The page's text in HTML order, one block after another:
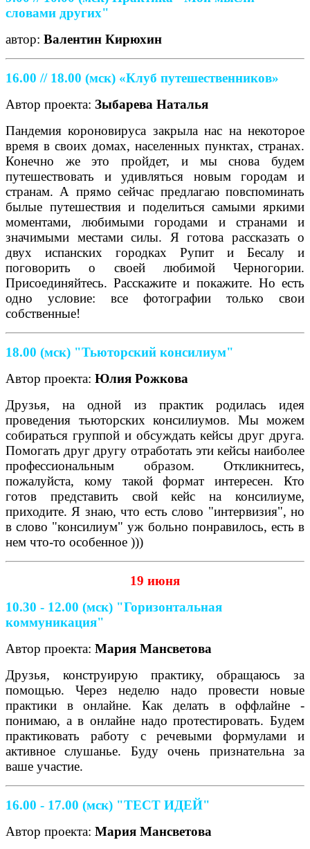
словами других"
автор: Валентин Кирюхин
16.00 // 18.00 (мск) «Клуб путешественников»
Автор проекта: Зыбарева Наталья
Пандемия короновируса закрыла нас на некоторое
время в своих домах, населенных пунктах, странах.
Конечно же это пройдет, и мы снова будем
путешествовать и удивляться новым городам и
странам. А прямо сейчас предлагаю повспоминать
былые путешествия и поделиться самыми яркими
моментами, любимыми городами и странами и
значимыми местами силы. Я готова рассказать о
двух испанских городках Рупит и Бесалу и
поговорить о своей любимой Черногории.
Присоединяйтесь. Расскажите и покажите. Но есть
одно условие: все фотографии только свои
собственные!
18.00 (мск) "Тьюторский консилиум"
Автор проекта: Юлия Рожкова
Друзья, на одной из практик родилась идея
проведения тьюторских консилиумов. Мы можем
собираться группой и обсуждать кейсы друг друга.
Помогать друг другу отработать эти кейсы наиболее
профессиональным образом. Откликнитесь,
пожалуйста, кому такой формат интересен. Кто
готов представить свой кейс на консилиуме,
приходите. Я знаю, что есть слово "интервизия", но
в слово "консилиум" уж больно понравилось, есть в
нем что-то особенное )))
19 июня
10.30 - 12.00 (мск) "Горизонтальная
коммуникация"
Автор проекта: Мария Мансветова
Друзья, конструирую практику, обращаюсь за
помощью. Через неделю надо провести новые
практики в онлайне. Как делать в оффлайне -
понимаю, а в онлайне надо протестировать. Будем
практиковать работу с речевыми формулами и
активное слушанье. Буду очень признательна за
ваше участие.
16.00 - 17.00 (мск) "ТЕСТ ИДЕЙ"
Автор проекта: Мария Мансветова